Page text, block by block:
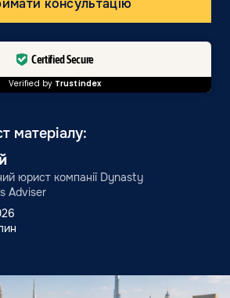
Certified Secure
Verified by Trustindex
матеріалу:
юрист компанії Dynasty
Adviser